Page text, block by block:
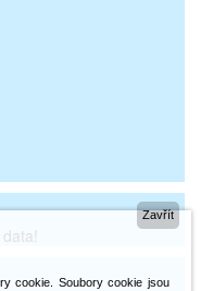
Zavřít
cookie. Soubory cookie jsou